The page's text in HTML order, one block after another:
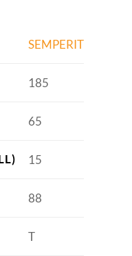
SEMPERIT
185
65
15
88
T